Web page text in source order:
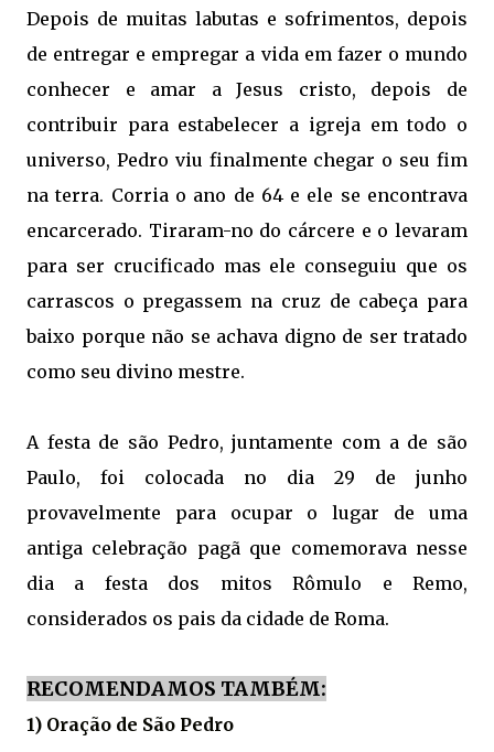
Depois de muitas labutas e sofrimentos, depois
de entregar e empregar a vida em fazer o mundo
conhecer e amar a Jesus
cristo, depois de
contribuir para estabelecer a igreja em todo o
universo, Pedro viu finalmente chegar o seu fim
na terra. Corria o ano de 64 e ele se encontrava
encarcerado. Tiraram-no do cárcere e o levaram
para ser crucificado mas ele conseguiu que os
carrascos o pregassem na cruz de cabeça para
baixo porque não se achava digno de ser tratado
como seu divino mestre.
A festa de são Pedro, juntamente com a de são
Paulo, foi colocada no dia 29 de junho
provavelmente para ocupar o lugar de uma
antiga celebração pagã que comemorava nesse
dia a festa dos mitos Rômulo e Remo,
considerados os pais da cidade de Roma.
RECOMENDAMOS TAMBÉM:
1) Oração de São Pedro